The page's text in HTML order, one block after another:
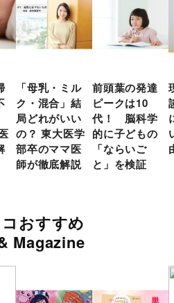
「母乳・ミル
ク・混合」結
局どれがいい
の？ 東大医学
部卒のママ医
師が徹底解説
前頭葉の発達
ピークは10
代！ 脳科学
的に子どもの
「ならいご
と」を検証
おすすめ
Magazine